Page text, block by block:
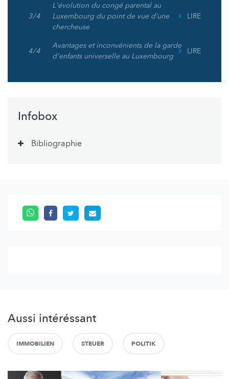
3 / 4
L'évolution du congé parental au
Luxembourg du point de vue d’une
chercheuse
LIRE
4 / 4
Avantages et inconvénients de la garde
d'enfants universelle au Luxembourg
LIRE
Infobox
Bibliographie
Aussi intéréssant
IMMOBILIEN STEUER POLITIK